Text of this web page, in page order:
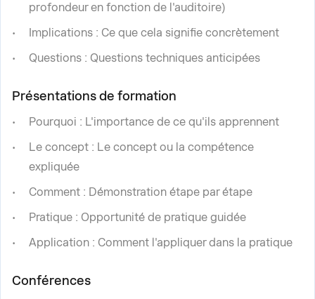
profondeur en fonction de l'auditoire)
Implications : Ce que cela signifie concrètement
Questions : Questions techniques anticipées
Présentations de formation
Pourquoi : L'importance de ce qu'ils apprennent
Le concept : Le concept ou la compétence
expliquée
Comment : Démonstration étape par étape
Pratique : Opportunité de pratique guidée
Application : Comment l'appliquer dans la pratique
Conférences